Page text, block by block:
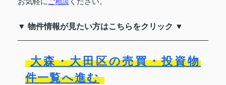
ご相談
▼ 物件情報が見たい方はこちらをクリック ▼
大森・大田区の売買・投資物
件一覧へ進む